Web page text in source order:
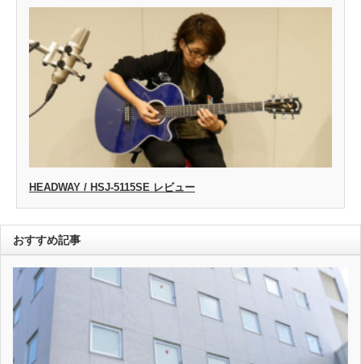
HEADWAY / HSJ-5115SE レビュー
おすすめ記事